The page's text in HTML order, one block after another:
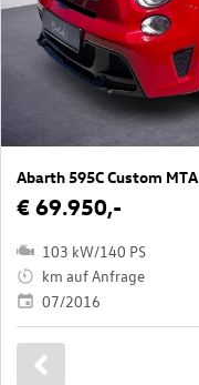
Abarth 595C Custom MTA
€ 69.950,-
103 kW/140 PS
km auf Anfrage
07/2016